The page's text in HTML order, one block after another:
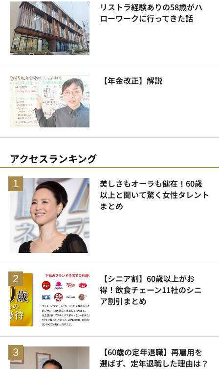
リストラ経験ありの58歳がハ
ローワークに行ってきた話
【年金改正】解説
アクセスランキング
美しさもオーラも健在！60歳
以上と聞いて驚く女性タレント
まとめ
【シニア割】60歳以上がお
得！飲食チェーン11社のシニ
ア割引まとめ
【60歳の定年退職】再雇用を
選ばず、定年退職した理由は？